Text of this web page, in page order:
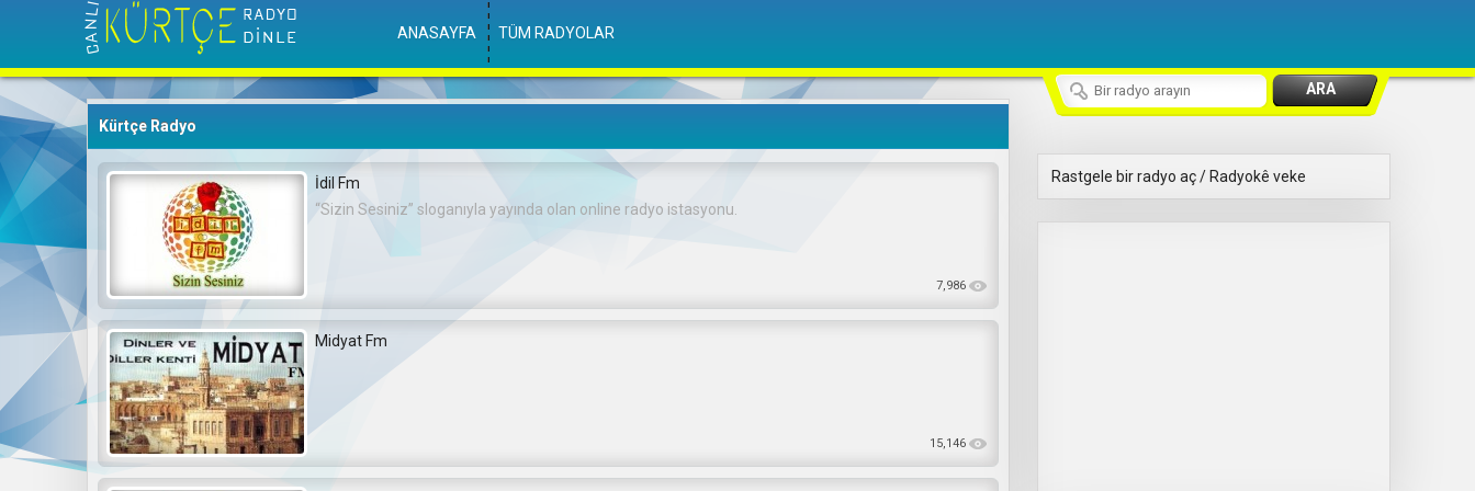
ANASAYFA TÜM RADYOLAR
Kürtçe Radyo
İdil Fm
“Sizin Sesiniz” sloganıyla yayında olan online radyo istasyonu.
7,986
Midyat Fm
15,146
Rastgele bir radyo aç / Radyokê veke